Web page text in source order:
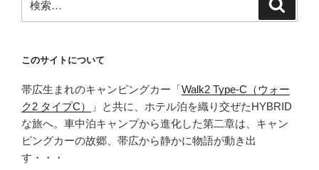
い
て
く
っ
て
み
た。
ボ
索:
このサイトについて
帯広生まれのキャンピングカー「Walk2 Type‑C（ウォー
ク2 タイプC）
」と共に、ホテル泊を織り交ぜたHYBRID
な旅へ。車中泊キャンプから進化した第二章は、キャン
ピングカーの故郷、帯広から静かに物語が動き出
す・・・